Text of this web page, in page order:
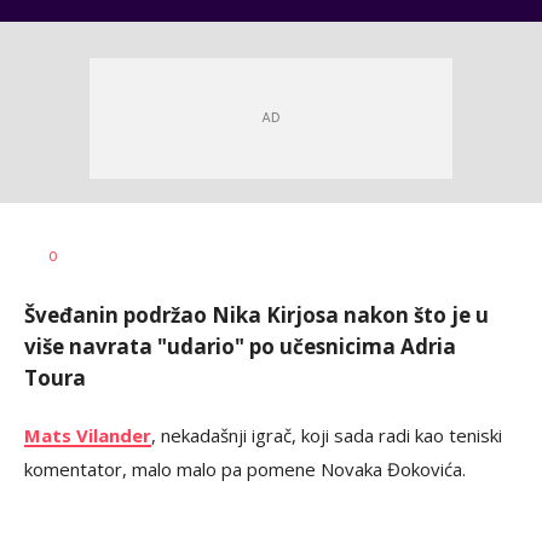
AUTOR
0
Šveđanin podržao Nika Kirjosa nakon što je u
više navrata "udario" po učesnicima Adria
Toura
Mats Vilander, nekadašnji igrač, koji sada radi kao teniski
komentator, malo malo pa pomene Novaka Đokovića.